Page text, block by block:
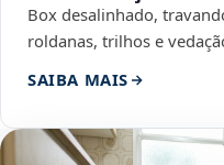
Box desalinhado,
roldanas, trilhos e
SAIBA MAIS